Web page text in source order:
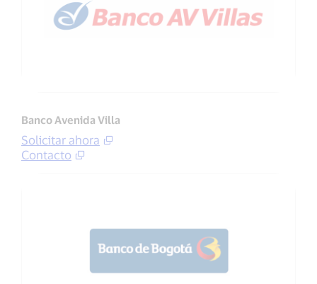
Banco Avenida Villa
Solicitar ahora
Contacto